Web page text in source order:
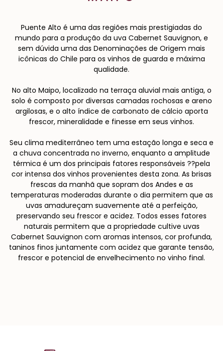
Puente Alto é uma das regiões mais prestigiadas do
mundo para a produção da uva Cabernet Sauvignon, e
sem dúvida uma das Denominações de Origem mais
icônicas do Chile para os vinhos de guarda e máxima
qualidade.
No alto Maipo, localizado na terraça aluvial mais antiga, o
solo é composto por diversas camadas rochosas e areno
argilosas, e o alto índice de carbonato de cálcio aporta
frescor, mineralidade e finesse em seus vinhos.
Seu clima mediterrâneo tem uma estação longa e seca e
a chuva concentrada no inverno, enquanto a amplitude
térmica é um dos principais fatores responsáveis ??pela
cor intensa dos vinhos provenientes desta zona. As brisas
frescas da manhã que sopram dos Andes e as
temperaturas moderadas durante o dia permitem que as
uvas amadureçam suavemente até a perfeição,
preservando seu frescor e acidez. Todos esses fatores
naturais permitem que a propriedade cultive uvas
Cabernet Sauvignon com aromas intensos, cor profunda,
taninos finos juntamente com acidez que garante tensão,
frescor e potencial de envelhecimento no vinho final.